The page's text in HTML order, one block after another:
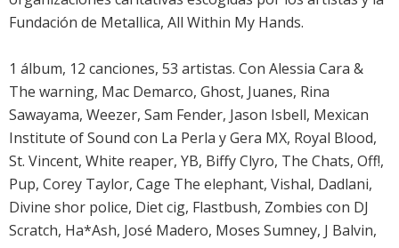
Fundación de Metallica, All Within My Hands.
1 álbum, 12 canciones, 53 artistas. Con Alessia Cara &
The warning, Mac Demarco, Ghost, Juanes, Rina
Sawayama, Weezer, Sam Fender, Jason Isbell, Mexican
Institute of Sound con La Perla y Gera MX, Royal Blood,
St. Vincent, White reaper, YB, Biffy Clyro, The Chats, Off!,
Pup, Corey Taylor, Cage The elephant, Vishal, Dadlani,
Divine shor police, Diet cig, Flastbush, Zombies con DJ
Scratch, Ha*Ash, José Madero, Moses Sumney, J Balvin,